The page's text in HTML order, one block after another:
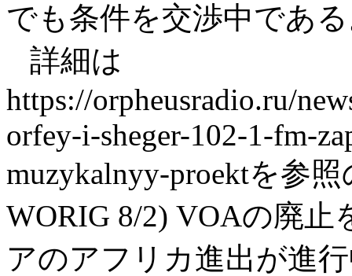
でも条件を交渉中であ
詳細は
https://orpheusradio.ru/
orfey-i-sheger-102-1-fm-
muzykalnyy-proektを参
WORIG 8/2) VOAの廃
アのアフリカ進出が進